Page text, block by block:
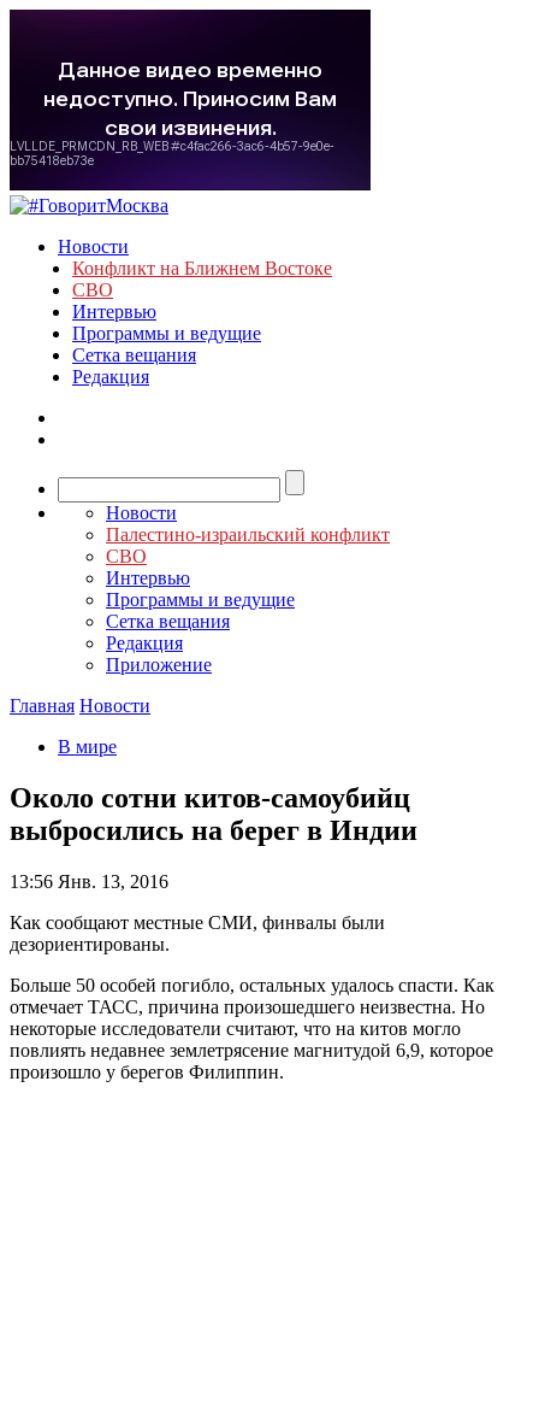
Новости
Конфликт на Ближнем Востоке
СВО
Интервью
Программы и ведущие
Сетка вещания
Редакция
Новости
Палестино-израильский конфликт
СВО
Интервью
Программы и ведущие
Сетка вещания
Редакция
Приложение
Главная Новости
В мире
Около сотни китов-самоубийц
выбросились на берег в Индии
13:56 Янв. 13, 2016
Как сообщают местные СМИ, финвалы были
дезориентированы.
Больше 50 особей погибло, остальных удалось спасти. Как
отмечает ТАСС, причина произошедшего неизвестна. Но
некоторые исследователи считают, что на китов могло
повлиять недавнее землетрясение магнитудой 6,9, которое
произошло у берегов Филиппин.